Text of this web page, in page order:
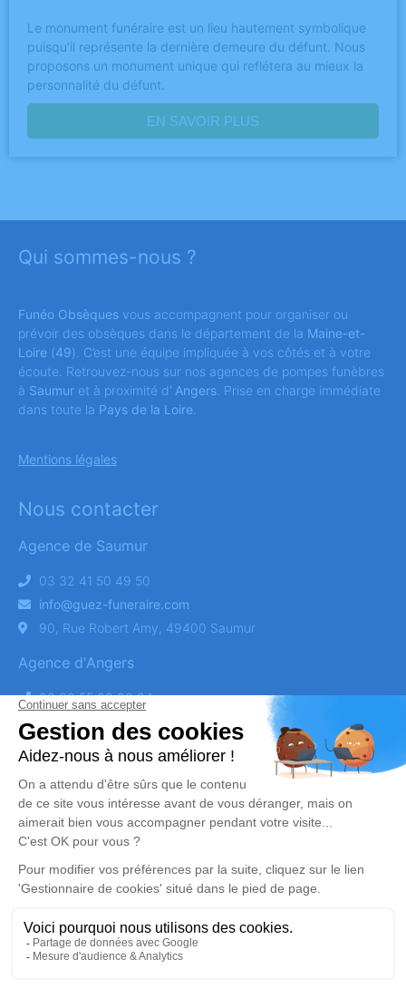
Le monument funéraire est un lieu hautement symbolique
puisqu’il représente la dernière demeure du défunt. Nous
proposons un monument unique qui reflétera au mieux la
personnalité du défunt.
EN SAVOIR PLUS
Qui sommes-nous ?
Funéo Obsèques vous accompagnent pour organiser ou
prévoir des obsèques dans le département de la Maine-et-
Loire (49). C’est une équipe impliquée à vos côtés et à votre
écoute. Retrouvez-nous sur nos agences de pompes funèbres
à Saumur et à proximité d’ Angers . Prise en charge immédiate
dans toute la Pays de la Loire
Mentions légales
Nous contacter
Agence de Saumur
03 32 41 50 49 50
info@guez-funeraire.com
90, Rue Robert Amy, 49400 Saumur
Agence d'Angers
03 32 55 02 80 24
info@guez-funeraire.com
124 Rue Larevellière, 49100 Angers
Obtenez un devis
DEVIS OBSÈQUES
DEVIS PRÉVOYANCE
DEVIS MARBRERIE